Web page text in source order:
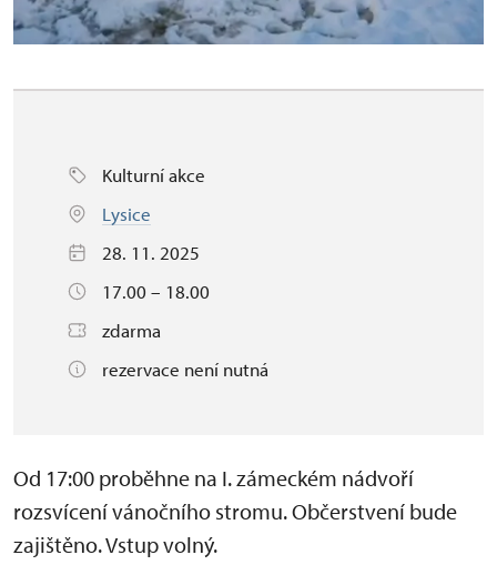
Kulturní akce
Lysice
28. 11. 2025
17.00 – 18.00
zdarma
rezervace není nutná
Od 17:00 proběhne na I. zámeckém nádvoří
rozsvícení vánočního stromu. Občerstvení bude
zajištěno. Vstup volný.